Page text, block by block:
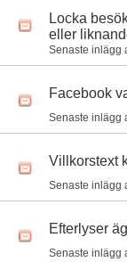
Locka
eller
Senaste inlägg
Facebook
Senaste inlägg
Villkorstext
Senaste inlägg
Efterlyser
Senaste inlägg